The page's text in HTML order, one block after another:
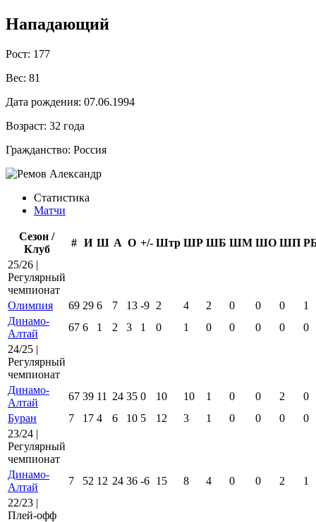
Нападающий
Рост: 177
Вес: 81
Дата рождения: 07.06.1994
Возраст: 32 года
Гражданство: Россия
Статистика
Матчи
Сезон /
Клуб
# И Ш А О +/- Штр ШР ШБ ШМ ШО ШП
25/26 |
Регулярный
чемпионат
Олимпия
69 29 6 7 13 -9 2 4 2 0 0 0
1
Динамо-
Алтай
67 6 1 2 3 1 0 1 0 0 0 0
0
24/25 |
Регулярный
чемпионат
Динамо-
Алтай
67 39 11 24 35 0 10 10 1 0 0 2
0
Буран
7 17 4 6 10 5 12 3 1 0 0 0
0
23/24 |
Регулярный
чемпионат
Динамо-
Алтай
7 52 12 24 36 -6 15 8 4 0 0 2
1
22/23 |
Плей-офф